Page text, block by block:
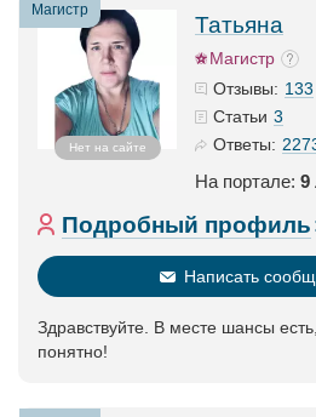
Магистр
Нет на сайте
Татьяна
Магистр
Отзывы: 133
Статьи 3
Ответы:
На портале: 9
Подробный профиль
Написать
Здравствуйте. В месте шансы
понятно!